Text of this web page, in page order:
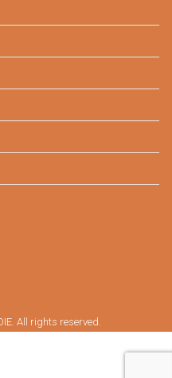
All rights reserved.